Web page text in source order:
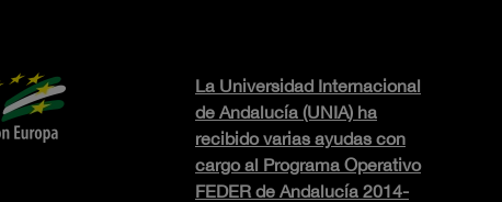
La Universidad Internacional
de Andalucía (UNIA) ha
recibido varias ayudas con
cargo al Programa Operativo
FEDER de Andalucía 2014-